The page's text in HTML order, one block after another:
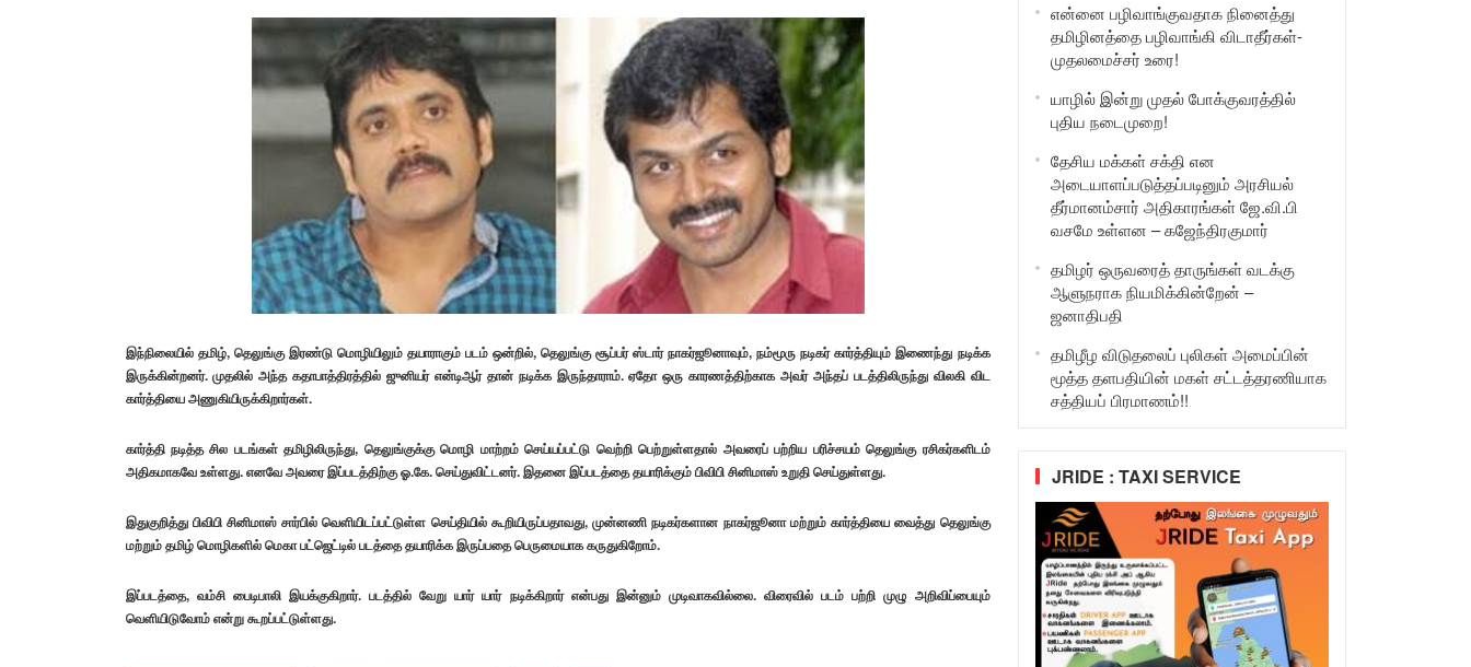
இந்நிலையில் தமிழ், தெலுங்கு இரண்டு மொழியிலும் தயாராகும் படம் ஒன்றில், தெலுங்கு சூப்பர் ஸ்டார் நாகர்ஜூனாவும், நம்மூரு நடிகர் கார்த்தியும் இணைந்து நடிக்க
இருக்கின்றனர். முதலில் அந்த கதாபாத்திரத்தில் ஜுனியர் என்டிஆர் தான் நடிக்க இருந்தாராம். ஏதோ ஒரு காரணத்திற்காக அவர் அந்தப் படத்திலிருந்து விலகி விட
கார்த்தியை அணுகியிருக்கிறார்கள்.
கார்த்தி நடித்த சில படங்கள் தமிழிலிருந்து, தெலுங்குக்கு மொழி மாற்றம் செய்யப்பட்டு வெற்றி பெற்றுள்ளதால் அவரைப் பற்றிய பரிச்சயம் தெலுங்கு ரசிகர்களிடம்
அதிகமாகவே உள்ளது. எனவே அவரை இப்படத்திற்கு ஓ.கே. செய்துவிட்டனர். இதனை இப்படத்தை தயாரிக்கும் பிவிபி சினிமாஸ் உறுதி செய்துள்ளது.
இதுகுறித்து பிவிபி சினிமாஸ் சார்பில் வெளியிடப்பட்டுள்ள செய்தியில் கூறியிருப்பதாவது, முன்னணி நடிகர்களான நாகர்ஜூனா மற்றும் கார்த்தியை வைத்து தெலுங்கு
மற்றும் தமிழ் மொழிகளில் மெகா பட்ஜெட்டில் படத்தை தயாரிக்க இருப்பதை பெருமையாக கருதுகிறோம்.
இப்படத்தை, வம்சி பைடிபாலி இயக்குகிறார். படத்தில் வேறு யார் யார் நடிக்கிறார் என்பது இன்னும் முடிவாகவில்லை. விரைவில் படம் பற்றி முழு அறிவிப்பையும்
வெளியிடுவோம் என்று கூறப்பட்டுள்ளது.
என்னை பழிவாங்குவதாக நினைத்து
தமிழினத்தை பழிவாங்கி விடாதீர்கள்-
முதலமைச்சர் உரை!
யாழில் இன்று முதல் போக்குவரத்தில்
புதிய நடைமுறை!
தேசிய மக்கள் சக்தி என
அடையாளப்படுத்தப்படினும் அரசியல்
தீர்மானம்சார் அதிகாரங்கள் ஜே.வி.பி
வசமே உள்ளன – கஜேந்திரகுமார்
தமிழர் ஒருவரைத் தாருங்கள் வடக்கு
ஆளுநராக நியமிக்கின்றேன் –
ஜனாதிபதி
தமிழீழ விடுதலைப் புலிகள் அமைப்பின்
மூத்த தளபதியின் மகள் சட்டத்தரணியாக
சத்தியப் பிரமாணம்!!
JRIDE : TAXI SERVICE